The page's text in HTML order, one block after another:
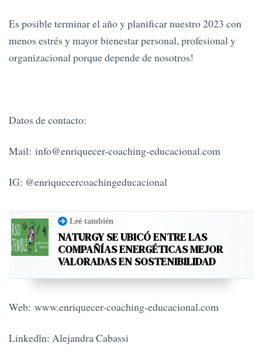
Es posible terminar el año y planificar nuestro 2023 con
menos estrés y mayor bienestar personal, profesional y
organizacional porque depende de nosotros!
Datos de contacto:
Mail: info@enriquecer-coaching-educacional.com
IG: @enriquecercoachingeducacional
Leé también
NATURGY SE UBICÓ ENTRE LAS
COMPAÑÍAS ENERGÉTICAS MEJOR
VALORADAS EN SOSTENIBILIDAD
Web: www.enriquecer-coaching-educacional.com
Linkedln: Alejandra Cabassi